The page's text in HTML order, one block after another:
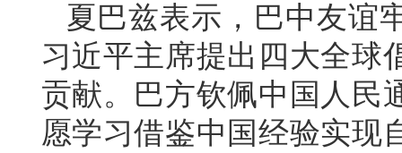
夏巴兹表示，巴中友谊
习近平主席提出四大全球
贡献。巴方钦佩中国人民
愿学习借鉴中国经验实现